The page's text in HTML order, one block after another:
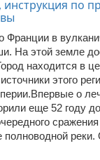
Франции в
На этой земле
находится в
этого
о
еще 52 году
полноводной